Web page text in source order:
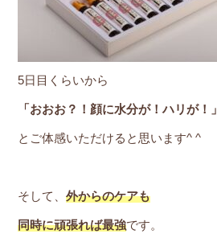
5日目くらいから
「おおお？！顔に水分が！ハリが！」
とご体感いただけると思います^ ^
そして、 外からのケアも
同時に頑張れば最強です。